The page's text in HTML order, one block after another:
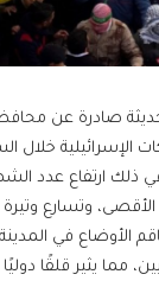
صادرة عن
الإسرائيلية خلال
بما في ذلك ارتفاع عدد
وتسارع
الأوضاع في
مما يثير قلقًا